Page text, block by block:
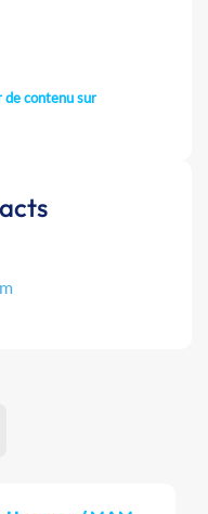
de contenu sur